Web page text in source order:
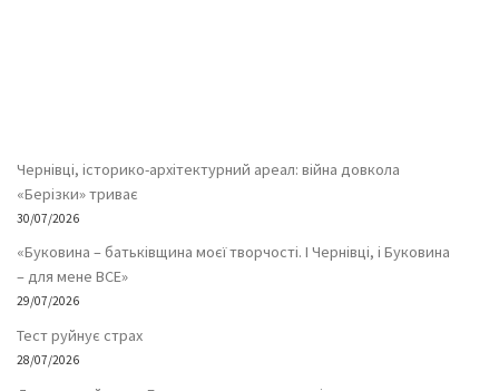
Чернівці, історико-архітектурний ареал: війна довкола
«Берізки» триває
30/07/2026
«Буковина – батьківщина моєї творчості. І Чернівці, і Буковина
– для мене ВСЕ»
29/07/2026
Тест руйнує страх
28/07/2026